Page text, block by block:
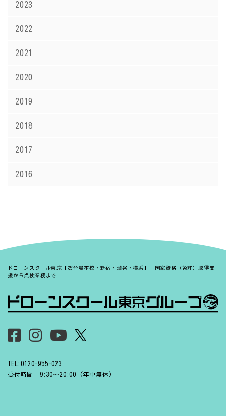
2023
2022
2021
2020
2019
2018
2017
2016
ドローンスクール東京【お台場本校・新宿・渋谷・横浜】｜国家資格（免許）取得支
援から点検業務まで
TEL:0120-955-023
受付時間 9:30〜20:00 (年中無休)